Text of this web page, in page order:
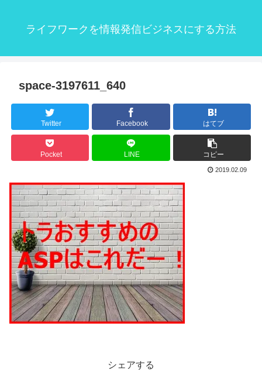
ライフワークを情報発信ビジネスにする方法
space-3197611_640
Twitter Facebook はてブ
Pocket LINE コピー
2019.02.09
シェアする